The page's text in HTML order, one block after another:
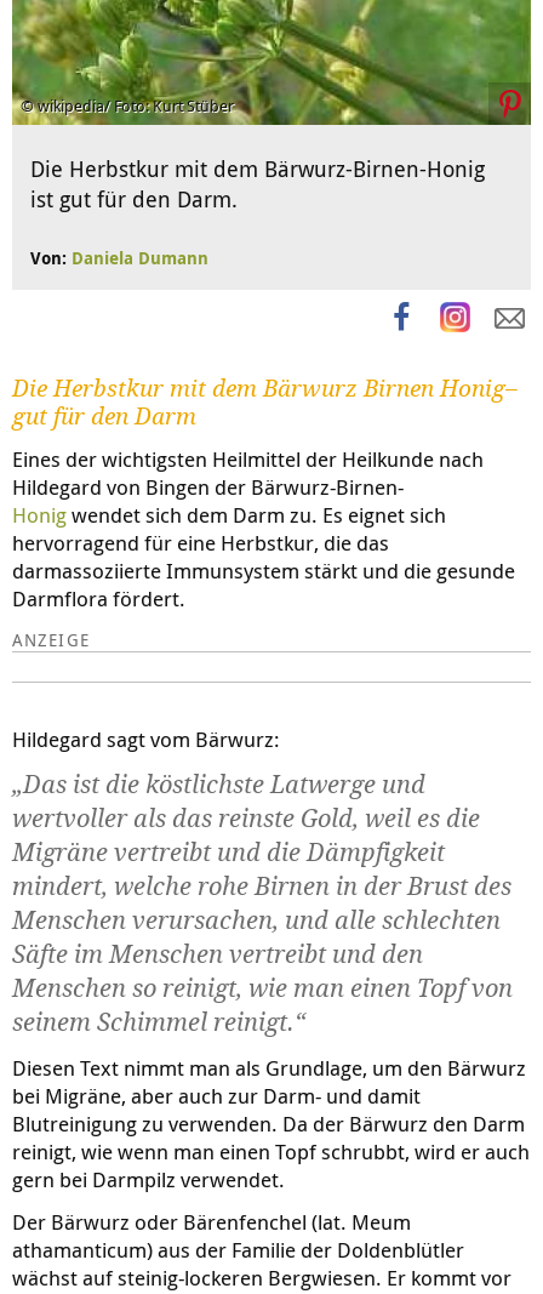
© wikipedia/ Foto: Kurt Stüber
Die Herbstkur mit dem Bärwurz-Birnen-Honig
ist gut für den Darm.
Von: Daniela Dumann
Die Herbstkur mit dem Bärwurz Birnen Honig–
gut für den Darm
Eines der wichtigsten Heilmittel der Heilkunde nach
Hildegard von Bingen der Bärwurz-Birnen-
Honigwendet sich dem Darm zu. Es eignet sich
hervorragend für eine Herbstkur, die das
darmassoziierte Immunsystem stärkt und die gesunde
Darmflora fördert.
Hildegard sagt vom Bärwurz:
„Das ist die köstlichste Latwerge und
wertvoller als das reinste Gold, weil es die
Migräne vertreibt und die Dämpfigkeit
mindert, welche rohe Birnen in der Brust des
Menschen verursachen, und alle schlechten
Säfte im Menschen vertreibt und den
Menschen so reinigt, wie man einen Topf von
seinem Schimmel reinigt.“
Diesen Text nimmt man als Grundlage, um den Bärwurz
bei Migräne, aber auch zur Darm- und damit
Blutreinigung zu verwenden. Da der Bärwurz den Darm
reinigt, wie wenn man einen Topf schrubbt, wird er auch
gern bei Darmpilz verwendet.
Der Bärwurz oder Bärenfenchel (lat. Meum
athamanticum) aus der Familie der Doldenblütler
wächst auf steinig-lockeren Bergwiesen. Er kommt vor